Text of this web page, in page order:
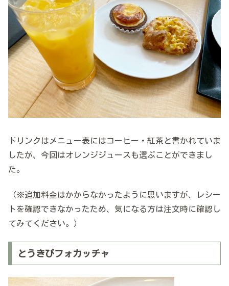
ドリンクはメニュー表にはコーヒー・紅茶と書かれていま
したが、今回はオレンジジュースも選ぶことができまし
た。
（※追加料金はかからなかったように思いますが、レシー
トを確認できなかったため、気になる方は注文時に確認し
てみてください。）
とうきびフォカッチャ